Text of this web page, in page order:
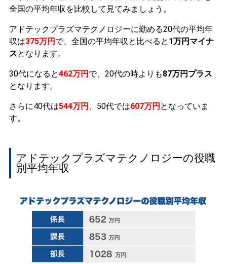
全国の平均年収を比較して見てみましょう。
アドテックプラズマテクノロジーに勤める20代の平均年
収は375万円 で、全国の平均年収と比べると 1万円マイナ
スとなります。
30代になると462万円 で、20代の時よりも87万円プラス
となります。
さらに40代は544万円 、50代では607万円 となっていま
す。
アドテックプラズマテクノロジーの役職
別平均年収